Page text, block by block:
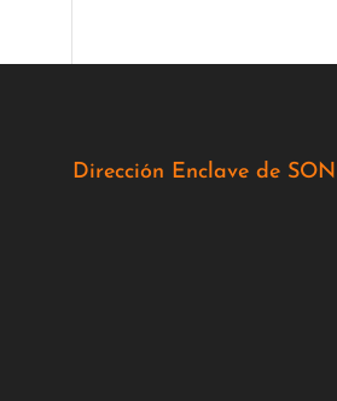
Dirección Enclave de SON